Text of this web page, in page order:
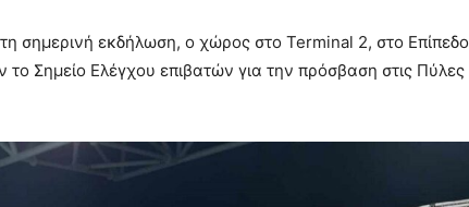
σημερινή εκδήλωση, ο χώρος στο Terminal 2, στο Επίπεδο
Σημείο Ελέγχου επιβατών για την πρόσβαση στις Πύλες